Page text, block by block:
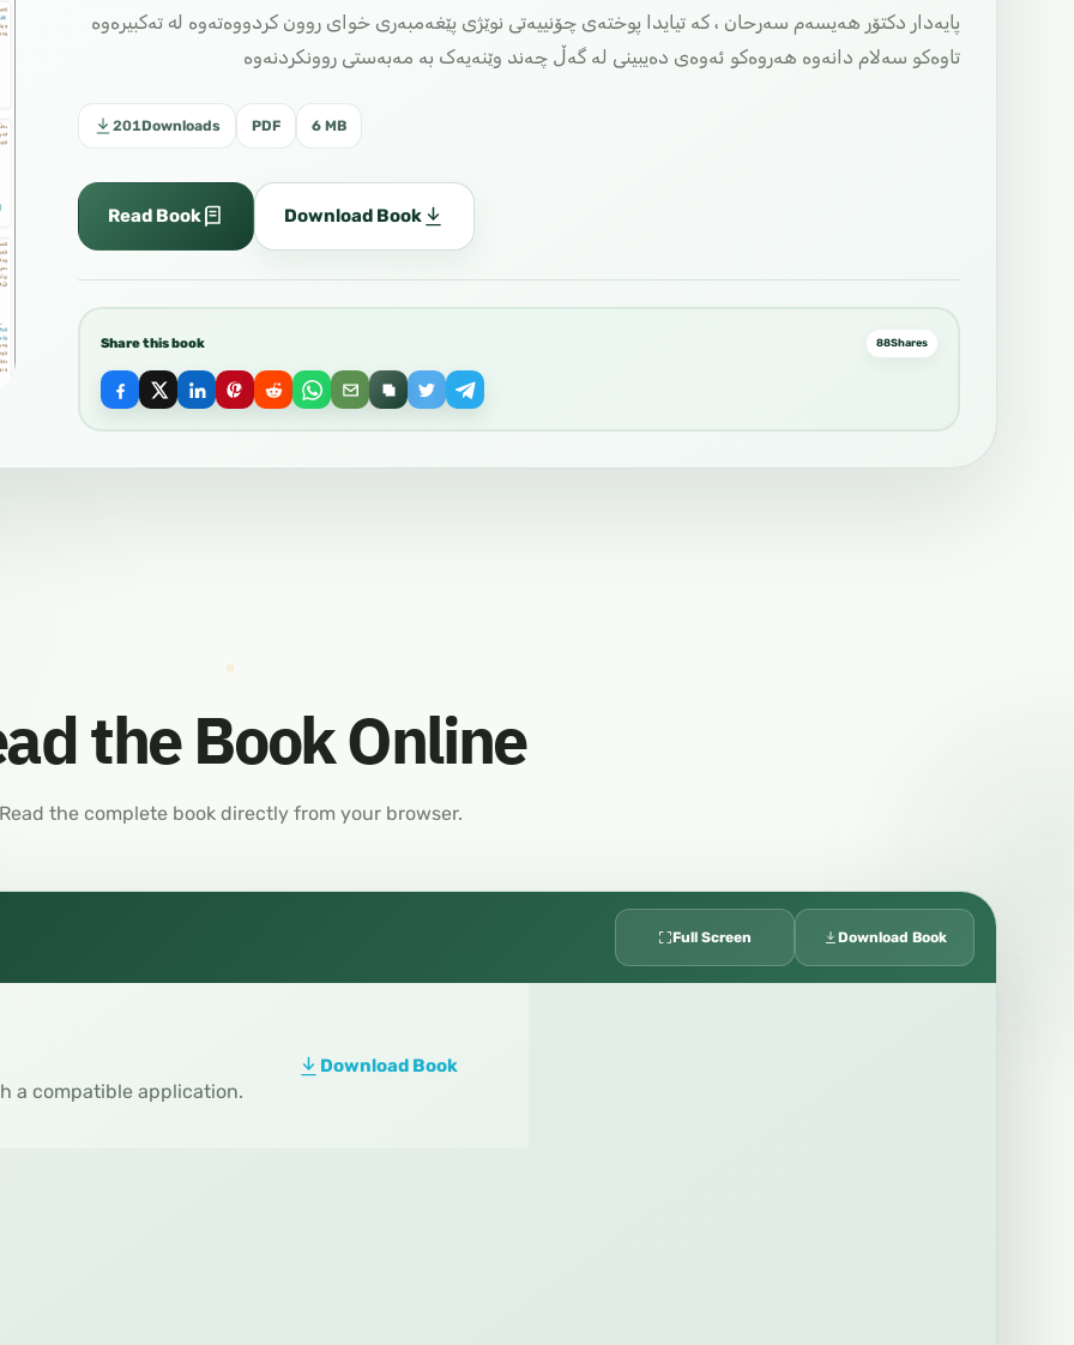
پایەدار دکتۆر هەیسەم سەرحان ، کە تیایدا پوختەی چۆنییەتی نوێژی پێغەمبەری خوای روون کردووەتەوە له تەکبیرەوە
تاوەکو سەلام دانەوە هەروەکو ئەوەی دەیبینی لە گەڵ چەند وێنەیەک بە مەبەستی روونکردنەوە
201Downloads PDF 6 MB
Read Book Download Book
Share this book 88Shares
the Book Online
the complete book directly from your browser.
Full Screen Download Book
a compatible application.
Download Book